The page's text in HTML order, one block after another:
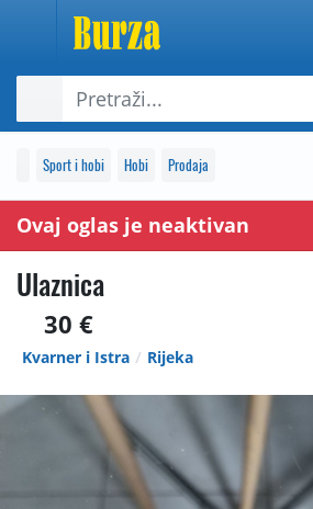
Sport i hobi Hobi Prodaja
Ovaj oglas je neaktivan
Ulaznica
30 €
Kvarner i Istra Rijeka